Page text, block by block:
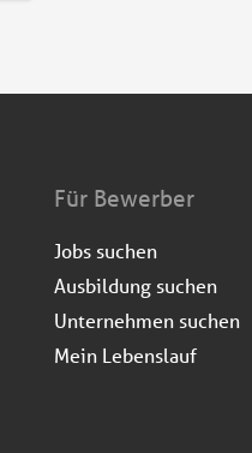
Für Bewerber
Jobs suchen
Ausbildung suchen
Unternehmen suchen
Mein Lebenslauf